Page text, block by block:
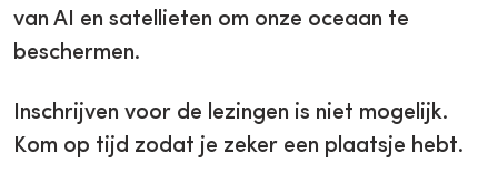
van AI en satellieten om onze oceaan te
beschermen.
Inschrijven voor de lezingen is niet mogelijk.
Kom op tijd zodat je zeker een plaatsje hebt.